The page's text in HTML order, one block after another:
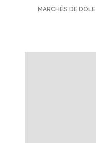
MARCHÉS DE DOLE